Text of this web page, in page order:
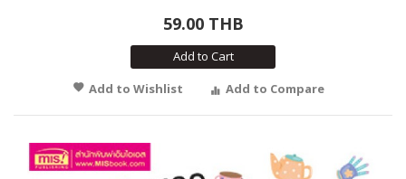
59.00 THB
Add to Cart
Add to Wishlist
Add to Compare